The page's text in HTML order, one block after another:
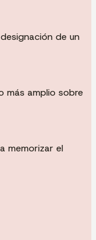
de un
más amplio sobre
memorizar el